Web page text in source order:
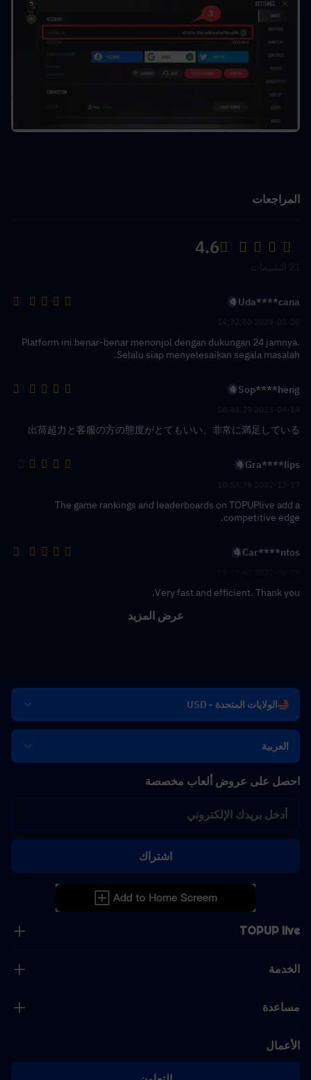
المراجعات
4.6
Uda****cana
Platform ini benar-benar menonjol dengan dukungan 24 jamnya.
Selalu siap menyelesaikan segala masalah.
Sop****heng
出荷超力と客服の方の態度がとてもいい、非常に満足している
Gra****lips
The game rankings and leaderboards on TOPUPlive add a
competitive edge.
Car****ntos
Very fast and efficient. Thank you.
عرض المزيد
الولايات المتحدة - USD
العربية
TOPUP live
الخدمة
مساعدة
الأعمال
احصل على عروض ألعاب مخصصة
اشتراك